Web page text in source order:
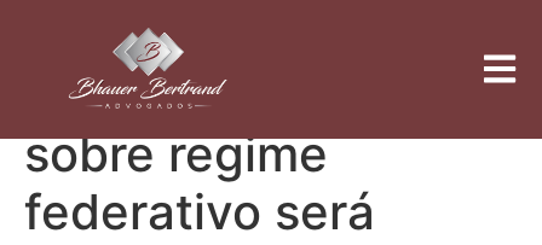
Nova edição da obra
de Amaro Cavalcanti
sobre regime
federativo será